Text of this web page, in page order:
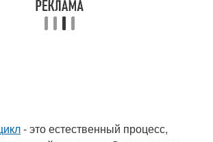
- это естественный процесс,